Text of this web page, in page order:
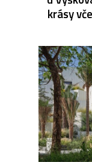
krásy